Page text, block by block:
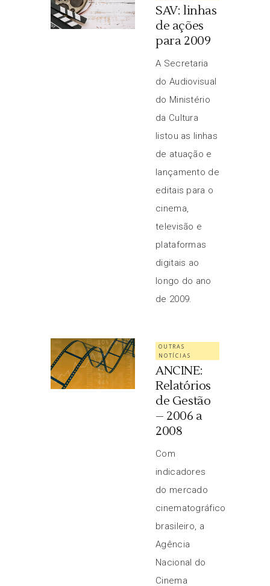
SAV: linhas
de ações
para 2009
A Secretaria
do Audiovisual
do Ministério
da Cultura
listou as linhas
de atuação e
lançamento de
editais para o
cinema,
televisão e
plataformas
digitais ao
longo do ano
de 2009.
OUTRAS
NOTÍCIAS
ANCINE:
Relatórios
de Gestão
– 2006 a
2008
Com
indicadores
do mercado
cinematográfico
brasileiro, a
Agência
Nacional do
Cinema